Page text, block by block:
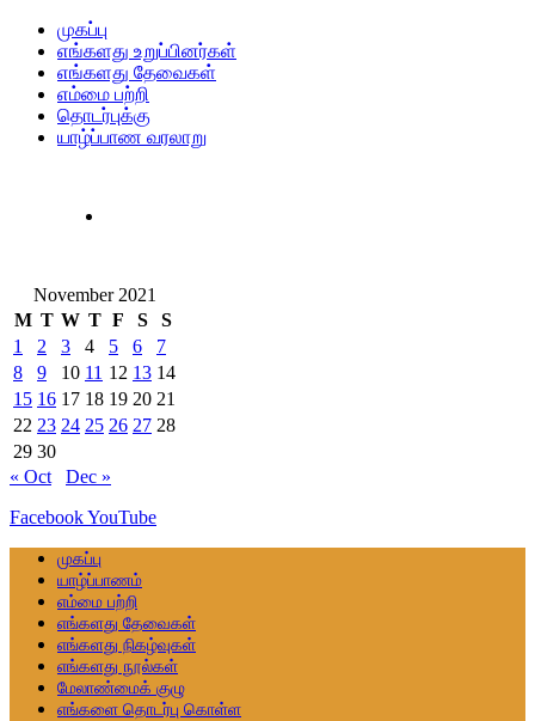
முகப்பு
எங்களது உறுப்பினர்கள்
எங்களது தேவைகள்
எம்மை பற்றி
தொடர்புக்கு
யாழ்ப்பாண வரலாறு
November 2021
M T W T F S
S
1
2 3 4 5 6
7
8
9 10 11 12 13 14
15 16 17 18 19 20 21
22 23 24 25 26 27 28
29 30
« Oct
Dec »
FacebookYouTube
முகப்பு
யாழ்ப்பாணம்
எம்மை பற்றி
எங்களது தேவைகள்
எங்களது நிகழ்வுகள்
எங்களது நூல்கள்
மேலாண்மைக் குழு
எங்களை தொடர்பு கொள்ள